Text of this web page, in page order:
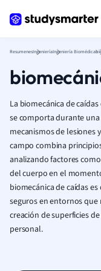
ResumenesIngenieríaIngeniería Biomédica
La biomecánica de
se comporta durante
mecanismos de lesiones
campo combina
analizando factores
del cuerpo en el
biomecánica de caídas
seguros en entornos que
creación de superficies
personal.